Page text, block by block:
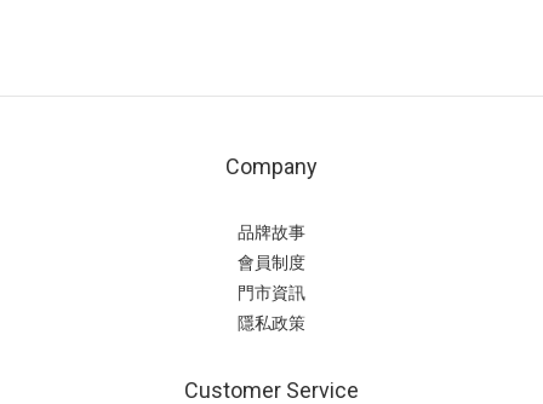
Company
品牌故事
會員制度
門市資訊
隱私政策
Customer Service